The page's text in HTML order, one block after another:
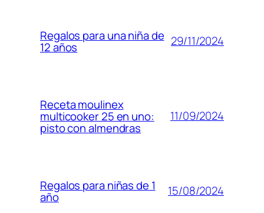
Regalos para una niña de
12 años 29/11/2024
Receta moulinex
multicooker 25 en uno:
pisto con almendras
11/09/2024
Regalos para niñas de 1
año 15/08/2024